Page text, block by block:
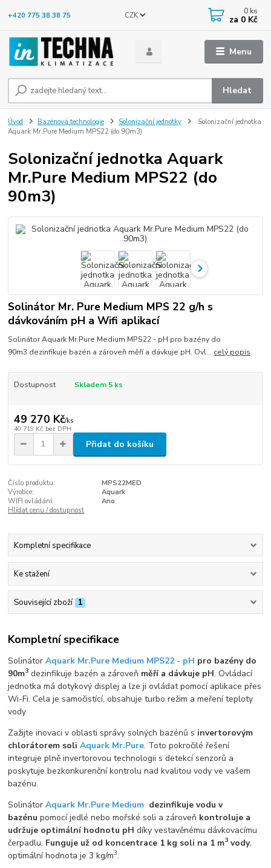
Menu
CZK
Hledat
+420 775 38 38 75 0 ks
za 0 Kč
Úvod Bazénová technologie Solonizační jednotky
Solonizační jednotka
Aquark Mr.Pure Medium MPS22 (do 90m3)
Solonizační jednotka Aquark
Mr.Pure Medium MPS22 (do
90m3)
Solinátor Mr. Pure Medium MPS 22 g/h s
dávkováním pH a Wifi aplikací
Solinátor Aquark Mr.Pure Medium MPS22 - pH pro bazény do
90m3 dezinfikuje bazén a zároveň měří a dávkuje pH. Ovl... celý popis
Dostupnost Skladem 5 ks
49 270 Kč/ks
40 719 Kč bez DPH
Přidat do košíku
Číslo produktu:
MPS22MED
Výrobce:
Aquark
WIFI ovládání:
Ano
Hlídat cenu / dostupnost
Kompletní specifikace
Ke stažení
Související zboží 1
Kompletní specifikace
SolinátorAquark Mr.Pure Medium MPS22 - pH pro bazény do
90m3 dezinfikuje bazén a zároveň měří a dávkuje pH. Ovládací
jednotka má dotykový displej a lze ji ovládat pomocí aplikace přes
Wi-Fi. Cela je samočistící, obsahuje turbo režim a meření teploty
vody
Zažijte inovaci v oblasti správy solných bazénů s invertorovým
chlorátorem soliAquark Mr.Pure. Toto pokročilé řešení
integruje plně invertorovou technologii s detekcí senzorů a
poskytuje bezkonkurenční kontrolu nad kvalitou vody ve vašem
bazénu.
SolinátorAquark Mr.Pure Medium dezinfikuje vodu v
bazénu pomocí jedlé nebo mořské soli a zároveň kontroluje a
udržuje optimální hodnotu pH díky vestavěnému dávkovacímu
čerpadlu. Funguje už od koncentrace 1 kg soli na 1 m3 vody,
optimální hodnota je 3 kg/m3.